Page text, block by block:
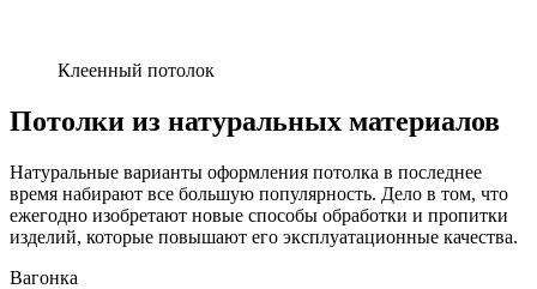
Клеенный потолок
Потолки из натуральных материалов
Натуральные варианты оформления потолка в последнее
время набирают все большую популярность. Дело в том, что
ежегодно изобретают новые способы обработки и пропитки
изделий, которые повышают его эксплуатационные качества.
Вагонка